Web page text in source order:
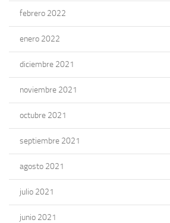
febrero 2022
enero 2022
diciembre 2021
noviembre 2021
octubre 2021
septiembre 2021
agosto 2021
julio 2021
junio 2021